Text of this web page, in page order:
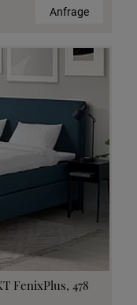
Anfrage
FenixPlus, 478